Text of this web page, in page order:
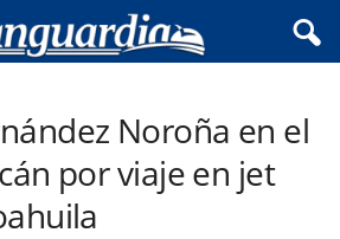
Noroña en el
por viaje en jet